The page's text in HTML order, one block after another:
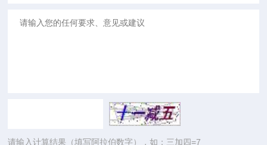
请输入计算结果（填写阿拉伯数字），如：三加四=7